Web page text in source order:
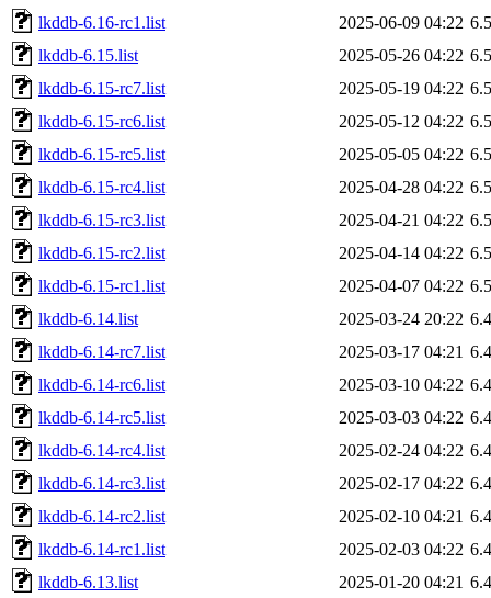
lkddb-6.16-rc1.list
2025-06-09 04:22
lkddb-6.15.list
2025-05-26 04:22
lkddb-6.15-rc7.list
2025-05-19 04:22
lkddb-6.15-rc6.list
2025-05-12 04:22
lkddb-6.15-rc5.list
2025-05-05 04:22
lkddb-6.15-rc4.list
2025-04-28 04:22
lkddb-6.15-rc3.list
2025-04-21 04:22
lkddb-6.15-rc2.list
2025-04-14 04:22
lkddb-6.15-rc1.list
2025-04-07 04:22
lkddb-6.14.list
2025-03-24 20:22
lkddb-6.14-rc7.list
2025-03-17 04:21
lkddb-6.14-rc6.list
2025-03-10 04:22
lkddb-6.14-rc5.list
2025-03-03 04:22
lkddb-6.14-rc4.list
2025-02-24 04:22
lkddb-6.14-rc3.list
2025-02-17 04:22
lkddb-6.14-rc2.list
2025-02-10 04:21
lkddb-6.14-rc1.list
2025-02-03 04:22
lkddb-6.13.list
2025-01-20 04:21